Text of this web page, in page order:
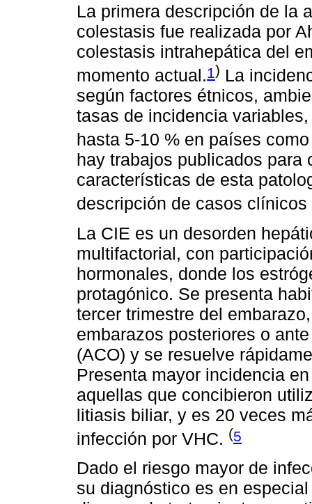
La primera descripción de la
colestasis fue realizada por
colestasis intrahepática del
momento actual.1) La
según factores étnicos,
tasas de incidencia
hasta 5-10 % en países
hay trabajos publicados para
características de esta
descripción de casos
La CIE es un desorden
multifactorial, con
hormonales, donde los
protagónico. Se presenta
tercer trimestre del
embarazos posteriores o
(ACO) y se resuelve
Presenta mayor incidencia
aquellas que concibieron
litiasis biliar, y es 20 veces
infección por VHC. (5
Dado el riesgo mayor de
su diagnóstico es en